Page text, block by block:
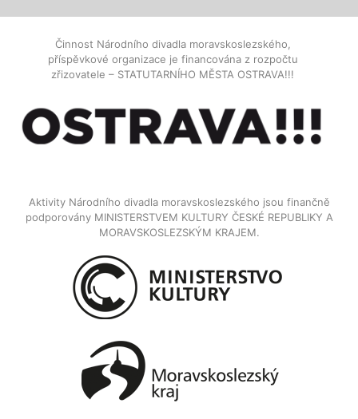
Činnost Národního divadla moravskoslezského,
příspěvkové organizace je financována z rozpočtu
zřizovatele – STATUTARNÍHO MĚSTA OSTRAVA!!!
Aktivity Národního divadla moravskoslezského jsou finančně
podporovány MINISTERSTVEM KULTURY ČESKÉ REPUBLIKY A
MORAVSKOSLEZSKÝM KRAJEM.